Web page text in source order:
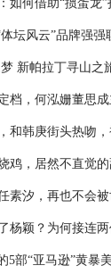
如何借助“掼蛋龙
坛风云”品牌强强
发展
新帕拉丁寻山之
档，何泓姗董思
和韩庚街头热吻
姐
鸡，居然不直觉
素汐，再也不会
杨颖？为何接连
子
5部“亚马逊”黄暴